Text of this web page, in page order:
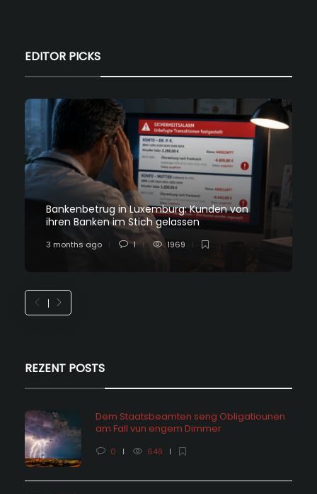
EDITOR PICKS
Bankenbetrug in Luxemburg: Kunden von
ihren Banken im Stich gelassen
3 months ago 1 1969
REZENT POSTS
Dem Staatsbeamten seng Obligatiounen
am Fall vun engem Dimmer
0 649